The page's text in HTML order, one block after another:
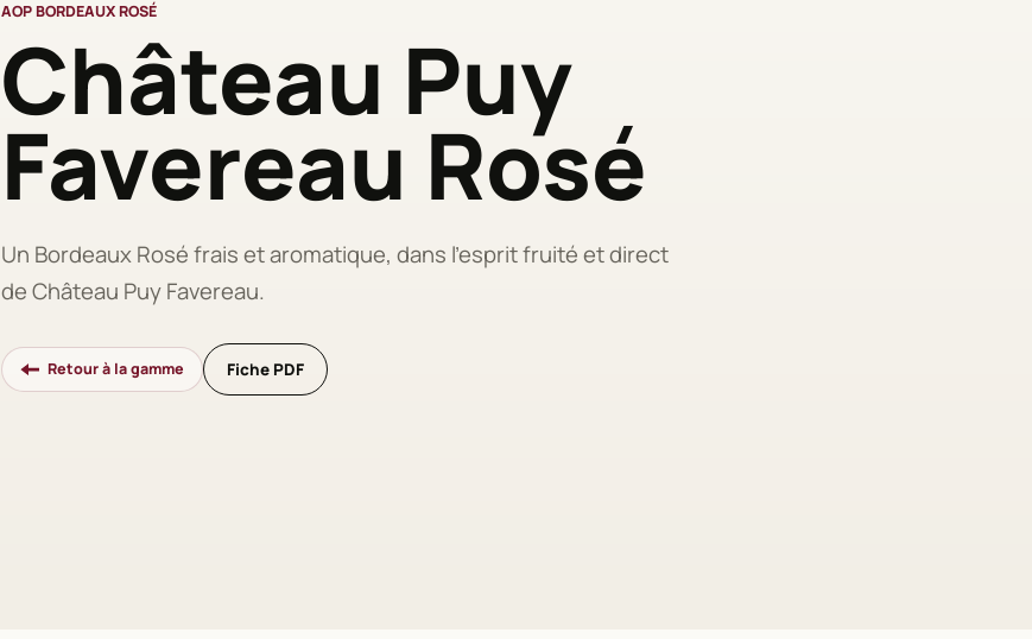
AOP BORDEAUX ROSÉ
Château Puy
Favereau Rosé
Un Bordeaux Rosé frais et aromatique, dans l'esprit fruité et direct
de Château Puy Favereau.
Retour à la gamme Fiche PDF